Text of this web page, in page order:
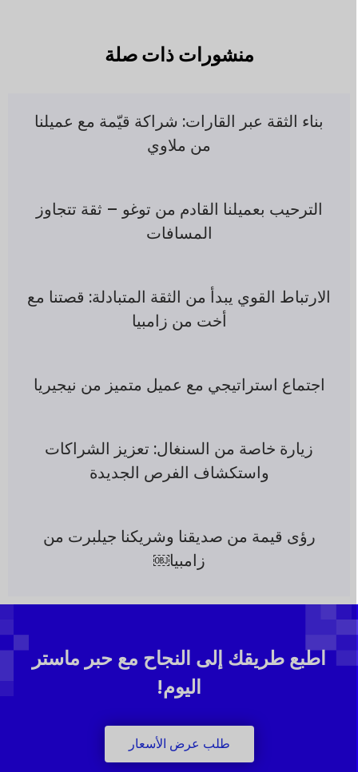
منشورات ذات صلة
بناء الثقة عبر القارات: شراكة قيّمة مع عميلنا
من ملاوي
الترحيب بعميلنا القادم من توغو – ثقة تتجاوز
المسافات
الارتباط القوي يبدأ من الثقة المتبادلة: قصتنا مع
أخت من زامبيا
اجتماع استراتيجي مع عميل متميز من نيجيريا
زيارة خاصة من السنغال: تعزيز الشراكات
واستكشاف الفرص الجديدة
رؤى قيمة من صديقنا وشريكنا جيلبرت من
زامبيا￼
اطبع طريقك إلى النجاح مع حبر ماستر
اليوم!
طلب عرض الأسعار